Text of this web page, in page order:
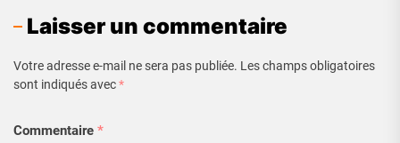
Laisser un commentaire
Votre adresse e-mail ne sera pas publiée. Les champs obligatoires
sont indiqués avec*
Commentaire *